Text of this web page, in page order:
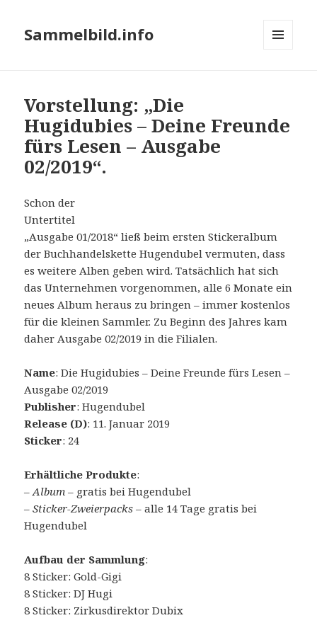
Sammelbild.info
Vorstellung: „Die
Hugidubies – Deine Freunde
fürs Lesen – Ausgabe
02/2019“.
Schon der
Untertitel
„Ausgabe 01/2018“ ließ beim ersten Stickeralbum
der Buchhandelskette Hugendubel vermuten, dass
es weitere Alben geben wird. Tatsächlich hat sich
das Unternehmen vorgenommen, alle 6 Monate ein
neues Album heraus zu bringen – immer kostenlos
für die kleinen Sammler. Zu Beginn des Jahres kam
daher Ausgabe 02/2019 in die Filialen.
Name: Die Hugidubies – Deine Freunde fürs Lesen –
Ausgabe 02/2019
Publisher: Hugendubel
Release (D): 11. Januar 2019
Sticker: 24
Erhältliche Produkte:
–Album – gratis bei Hugendubel
–Sticker-Zweierpacks – alle 14 Tage gratis bei
Hugendubel
Aufbau der Sammlung:
8 Sticker: Gold-Gigi
8 Sticker: DJ Hugi
8 Sticker: Zirkusdirektor Dubix